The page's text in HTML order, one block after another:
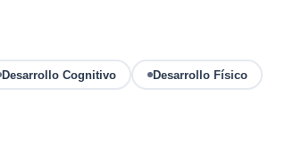
Desarrollo Cognitivo Desarrollo Físico